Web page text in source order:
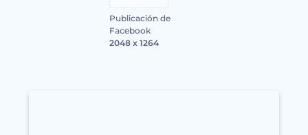
Publicación de
Facebook
2048 x 1264